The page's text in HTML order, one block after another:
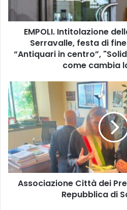
n
a
z
i
o
n
d
e
l
EMPOLI. Intitolazione
Serravalle, festa di
“Antiquari in centro”,
come cambia
A
s
s
o
c
a
z
i
Associazione Città dei
Repubblica di